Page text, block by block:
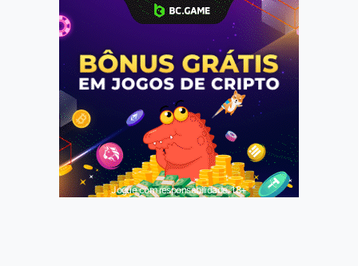
Jogue com responsabilidade. 18+